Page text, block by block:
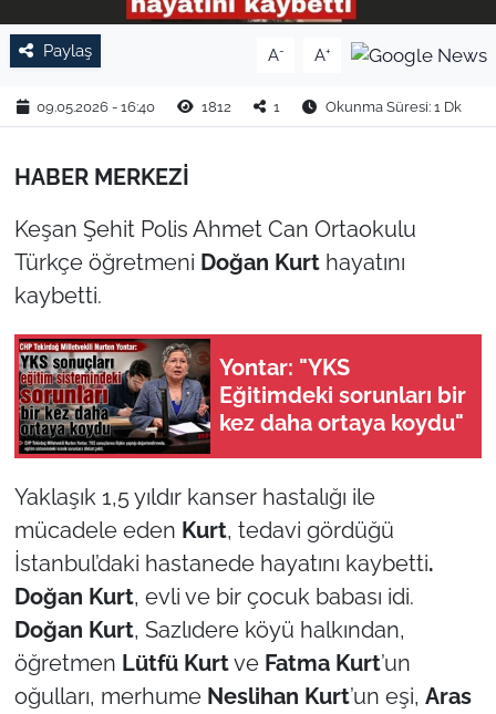
Paylaş A- A+
09.05.2026 - 16:40 1812 1 Okunma Süresi: 1 Dk
HABER MERKEZİ
Keşan Şehit Polis Ahmet Can Ortaokulu
Türkçe öğretmeni Doğan Kurthayatını
kaybetti.
Yontar: "YKS
Eğitimdeki sorunları bir
kez daha ortaya koydu"
Yaklaşık 1,5 yıldır kanser hastalığı ile
mücadele eden Kurt, tedavi gördüğü
İstanbul’daki hastanede hayatını kaybetti.
Doğan Kurt, evli ve bir çocuk babası idi.
Doğan Kurt, Sazlıdere köyü halkından,
öğretmen Lütfü Kurtve Fatma Kurt’un
oğulları, merhume Neslihan Kurt’un eşi, Aras
RESMİ İLAN
SPOR
YAŞAM
EDİRNE
TEKİRDAĞ
KIRKLARELİ
ÇANAKKALE
TÜRKİYE
Bölge
Güvenlik
Genel
Politika
Flaş Haber